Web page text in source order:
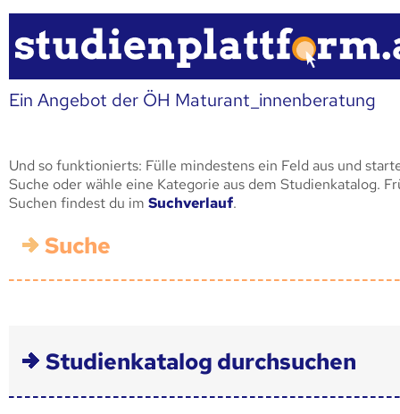
Ein Angebot der ÖH Maturant_innenberatung
Und so funktionierts: Fülle mindestens ein Feld aus und
Suche oder wähle eine Kategorie aus dem Studienkatalog.
Suchen findest du im Suchverlauf.
Suche
Studienkatalog durchsuchen